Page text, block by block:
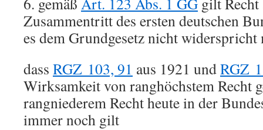
Zusammentritt des ersten deutschen
es dem Grundgesetz nicht widerspricht
dass RGZ 103, 91 aus 1921 undRGZ
Wirksamkeit von ranghöchstem Recht
rangniederem Recht heute in der
immer noch gilt